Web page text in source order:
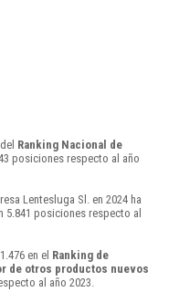
Ranking Nacional de
posiciones respecto al año
Lentesluga Sl. en 2024 ha
posiciones respecto al
en el Ranking de
de otros productos nuevos
al año 2023.